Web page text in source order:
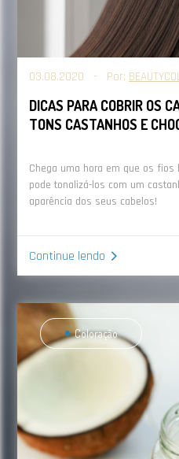
03.08.2020 - Por:
DICAS PARA COBRIR OS
TONS CASTANHOS E
Chega uma hora em que os fios
pode tonalizá-los com um
aparência dos seus cabelos!
Continue lendo
Coloração